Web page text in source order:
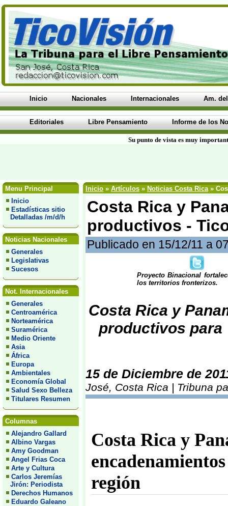
Inicio Nacionales Internacionales Am.
Editoriales Libre Pensamiento Informe de los
Su punto de vista es muy
Menu Principal
Inicio
Estadísticas sitio
Detalladas /m/d/h
Noticias Nacionales
Generales
Legislativas
Sucesos
Not. Internacionales
Generales
Centroamérica
Norteamérica
Suramérica
Medio Oriente
Asia
África
Europa
Ambientales
Economía Global
Salud Sexo Belleza
Titulares Resumen
Columnas
Alejandro Gallard
Albino Vargas
Amy Goodman
Angel Frias Coca
Arte y Cultura
Carlos Jeremías
Jirón: Periodista
Derechos Humanos
Eduardo Galeano
Inicio » Artículos » Noticias Costa Rica»
Costa Rica y
productivos -
Publicado en 15/12/11 a
Proyecto Binacional
los territorios fronterizos.
Costa Rica y
productivos
15 de Diciembre de
José, Costa Rica | Tribuna
Costa Rica y
región